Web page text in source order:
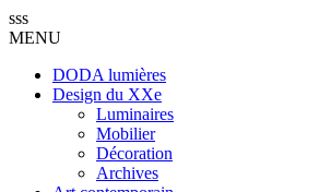
sss
MENU
DODA lumières
Design du XXe
Luminaires
Mobilier
Décoration
Archives